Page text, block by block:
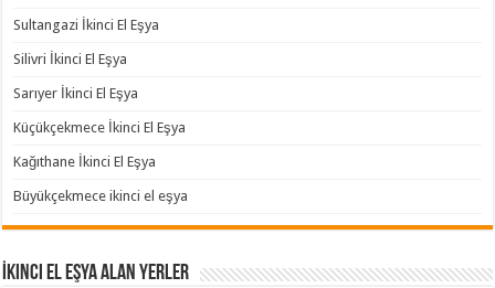
Sultangazi İkinci El Eşya
Silivri İkinci El Eşya
Sarıyer İkinci El Eşya
Küçükçekmece İkinci El Eşya
Kağıthane İkinci El Eşya
Büyükçekmece ikinci el eşya
İkinci El Eşya Alan Yerler